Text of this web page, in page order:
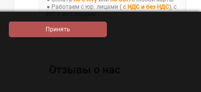
● Работаем с юр. лицами ( с НДС и без НДС), с